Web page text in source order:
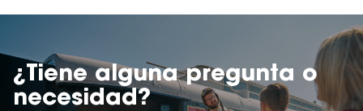
¿Tiene alguna pregunta o
necesidad?